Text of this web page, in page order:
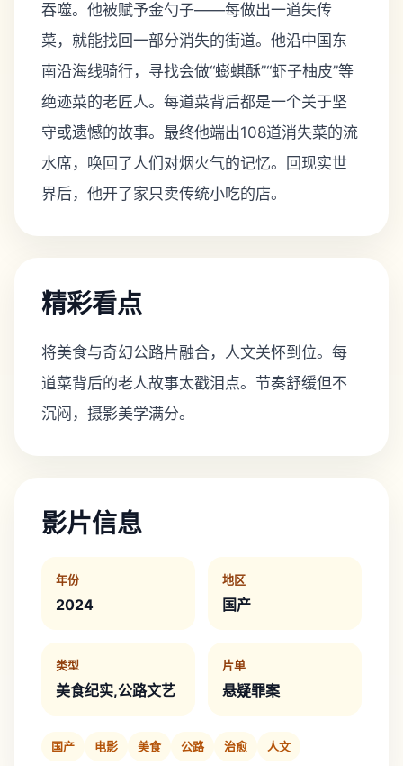
吞噬。他被赋予金勺子——每做出一道失传
菜，就能找回一部分消失的街道。他沿中国东
南沿海线骑行，寻找会做“蟛蜞酥”“虾子柚皮”等
绝迹菜的老匠人。每道菜背后都是一个关于坚
守或遗憾的故事。最终他端出108道消失菜的流
水席，唤回了人们对烟火气的记忆。回现实世
界后，他开了家只卖传统小吃的店。
精彩看点
将美食与奇幻公路片融合，人文关怀到位。每
道菜背后的老人故事太戳泪点。节奏舒缓但不
沉闷，摄影美学满分。
影片信息
年份
2024
地区
国产
类型
美食纪实,公路文艺
片单
悬疑罪案
国产 电影 美食 公路 治愈 人文